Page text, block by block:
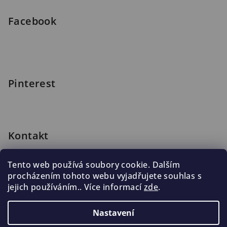
Tento web používá soubory cookie. Dalším
procházením tohoto webu vyjadřujete souhlas s
jejich používáním.. Více informacízde.
Nastavení
Facebook
Pinterest
Kontakt
222 316 990
776 019 998, 602 537 625